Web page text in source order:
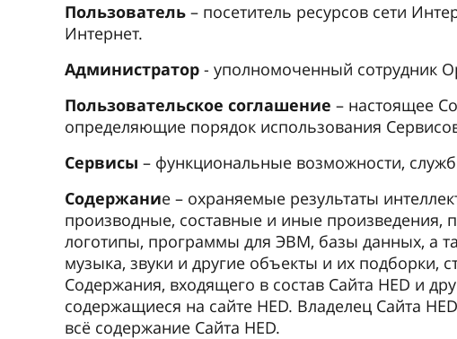
Пользователь – посетитель ресурсов сети
Интернет.
Администратор - уполномоченный сотрудник
Пользовательское соглашение – настоящее
определяющие порядок использования
Сервисы – функциональные возможности,
Содержание – охраняемые результаты
производные, составные и иные произведения,
логотипы, программы для ЭВМ, базы данных, а
музыка, звуки и другие объекты и их подборки,
Содержания, входящего в состав Сайта HED и
содержащиеся на сайте HED. Владелец Сайта
вcё содержание Сайта HED.